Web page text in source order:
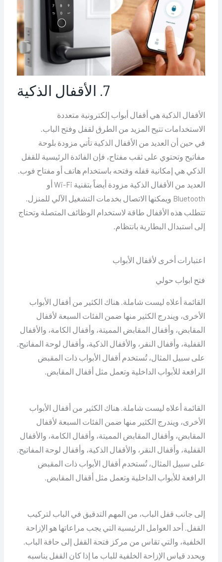
7. الأقفال الذكية
الأقفال الذكية هي أقفال أبواب إلكترونية متعددة
الاستخدامات تتيح المزيد من الطرق لقفل وفتح الباب.
في حين أن العديد من الأقفال الذكية تأتي مزودة بلوحة
مفاتيح وتحتوي على ثقب مفتاح، فإن الفائدة الرئيسية للقفل
الذكي هي إمكانية قفله وفتحه باستخدام هاتف أو مفتاح فوب.
العديد من الأقفال الذكية مزودة أيضاً بتقنية Wi-Fi أو
Bluetooth ويمكنها الاتصال بخدمات التشغيل الآلي للمنزل.
تتطلب هذه الأقفال طاقة لاستخدام الوظائف المتصلة وتحتاج
إلى استبدال البطارية بانتظام.
اعتبارات أخرى لأقفال الأبواب
فتح ابواب حولي
القائمة أعلاه ليست شاملة. هناك الكثير من أقفال الأبواب
الأخرى، ويندرج الكثير منها ضمن الفئات السبعة لأقفال
المقابض، وأقفال المقابض المميتة، وأقفال الكامة، والأقفال
القفلية، وأقفال النقر، والأقفال الذكية، وأقفال لوحة المفاتيح.
على سبيل المثال، تُستخدم أقفال الأبواب ذات المقبض
الرافعة للأبواب الداخلية وتعمل مثل أقفال المقابض.
القائمة أعلاه ليست شاملة. هناك الكثير من أقفال الأبواب
الأخرى، ويندرج الكثير منها ضمن الفئات السبعة لأقفال
المقابض، وأقفال المقابض المميتة، وأقفال الكامة، والأقفال
القفلية، وأقفال النقر، والأقفال الذكية، وأقفال لوحة المفاتيح.
على سبيل المثال، تُستخدم أقفال الأبواب ذات المقبض
الرافعة للأبواب الداخلية وتعمل مثل أقفال المقابض.
إلى جانب قفل الباب، من المهم التدقيق في الباب لتركيب
القفل. أحد العوامل الرئيسية التي يجب مراعاتها هو الإزاحة
الخلفية، والتي تقاس من مركز فتحة القفل إلى حافة الباب.
ويحدد قياس الإزاحة الخلفية للباب ما إذا كان القفل يناسبه